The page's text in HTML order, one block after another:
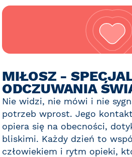
MIŁOSZ -
ODCZUWANIA
Nie widzi, nie mówi i nie
potrzeb wprost. Jego
opiera się na obecności,
bliskimi. Każdy dzień to
człowiekiem i rytm opieki,